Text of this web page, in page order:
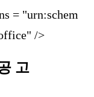
= "urn:schem
/>
고